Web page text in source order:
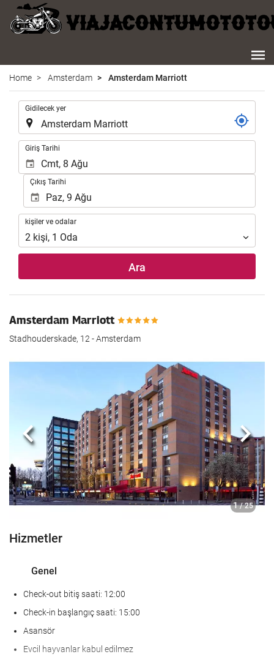
Home Amsterdam Amsterdam Marriott
Gidilecek yer
Giriş Tarihi
Çıkış Tarihi
kişiler
ve
odalar
kişiler ve odalar
2 kişi, 1 Oda
Ara
Amsterdam Marriott
Stadhouderskade, 12 - Amsterdam
1 / 25
Önceki
Hizmetler
Genel
Check-out bitiş saati: 12:00
Check-in başlangıç saati: 15:00
Asansör
Evcil hayvanlar kabul edilmez